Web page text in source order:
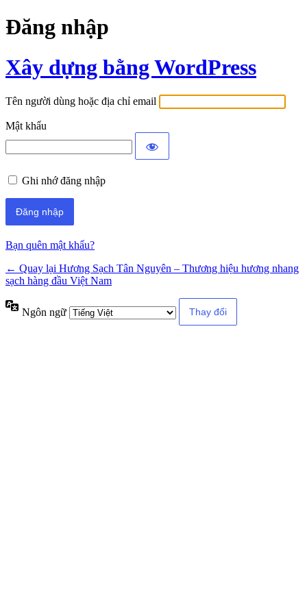
Đăng nhập
Xây dựng bằng WordPress
Tên người dùng hoặc địa chỉ email
Mật khẩu
Ghi nhớ đăng nhập
Bạn quên mật khẩu?
← Quay lại Hương Sạch Tân Nguyên – Thương hiệu hương nhang
sạch hàng đầu Việt Nam
Ngôn ngữ